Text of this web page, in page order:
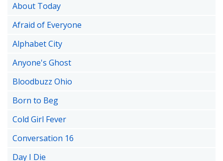
About Today
Afraid of Everyone
Alphabet City
Anyone's Ghost
Bloodbuzz Ohio
Born to Beg
Cold Girl Fever
Conversation 16
Day I Die